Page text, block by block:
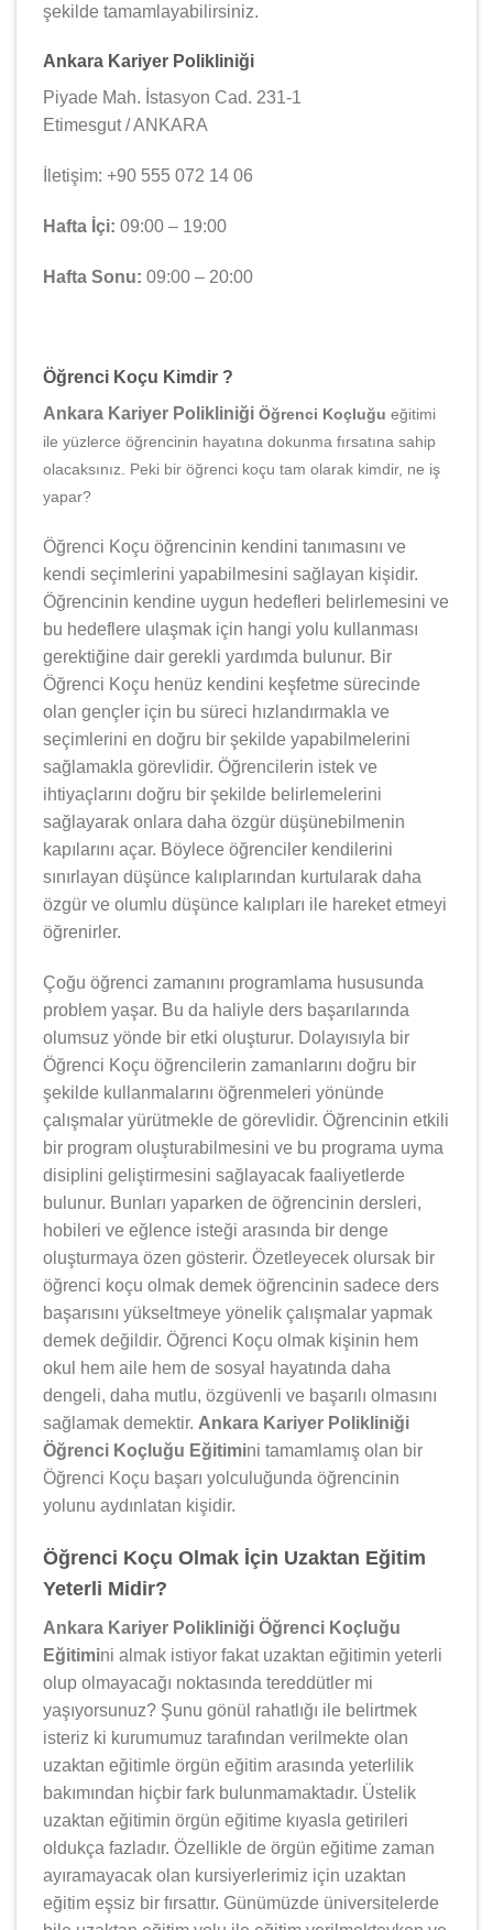
şekilde tamamlayabilirsiniz.
Ankara Kariyer Polikliniği
Piyade Mah. İstasyon Cad. 231-1
Etimesgut / ANKARA
İletişim: +90 555 072 14 06
Hafta İçi: 09:00 – 19:00
Hafta Sonu: 09:00 – 20:00
Öğrenci Koçu Kimdir ?
Ankara Kariyer Polikliniği Öğrenci Koçluğu eğitimi
ile yüzlerce öğrencinin hayatına dokunma fırsatına sahip
olacaksınız. Peki bir öğrenci koçu tam olarak kimdir, ne iş
yapar?
Öğrenci Koçu öğrencinin kendini tanımasını ve
kendi seçimlerini yapabilmesini sağlayan kişidir.
Öğrencinin kendine uygun hedefleri belirlemesini ve
bu hedeflere ulaşmak için hangi yolu kullanması
gerektiğine dair gerekli yardımda bulunur. Bir
Öğrenci Koçu henüz kendini keşfetme sürecinde
olan gençler için bu süreci hızlandırmakla ve
seçimlerini en doğru bir şekilde yapabilmelerini
sağlamakla görevlidir. Öğrencilerin istek ve
ihtiyaçlarını doğru bir şekilde belirlemelerini
sağlayarak onlara daha özgür düşünebilmenin
kapılarını açar. Böylece öğrenciler kendilerini
sınırlayan düşünce kalıplarından kurtularak daha
özgür ve olumlu düşünce kalıpları ile hareket etmeyi
öğrenirler.
Çoğu öğrenci zamanını programlama hususunda
problem yaşar. Bu da haliyle ders başarılarında
olumsuz yönde bir etki oluşturur. Dolayısıyla bir
Öğrenci Koçu öğrencilerin zamanlarını doğru bir
şekilde kullanmalarını öğrenmeleri yönünde
çalışmalar yürütmekle de görevlidir. Öğrencinin etkili
bir program oluşturabilmesini ve bu programa uyma
disiplini geliştirmesini sağlayacak faaliyetlerde
bulunur. Bunları yaparken de öğrencinin dersleri,
hobileri ve eğlence isteği arasında bir denge
oluşturmaya özen gösterir. Özetleyecek olursak bir
öğrenci koçu olmak demek öğrencinin sadece ders
başarısını yükseltmeye yönelik çalışmalar yapmak
demek değildir. Öğrenci Koçu olmak kişinin hem
okul hem aile hem de sosyal hayatında daha
dengeli, daha mutlu, özgüvenli ve başarılı olmasını
sağlamak demektir. Ankara Kariyer Polikliniği
Öğrenci Koçluğu Eğitimini tamamlamış olan bir
Öğrenci Koçu başarı yolculuğunda öğrencinin
yolunu aydınlatan kişidir.
Öğrenci Koçu Olmak İçin Uzaktan Eğitim
Yeterli Midir?
Ankara Kariyer Polikliniği Öğrenci Koçluğu
Eğitimini almak istiyor fakat uzaktan eğitimin yeterli
olup olmayacağı noktasında tereddütler mi
yaşıyorsunuz? Şunu gönül rahatlığı ile belirtmek
isteriz ki kurumumuz tarafından verilmekte olan
uzaktan eğitimle örgün eğitim arasında yeterlilik
bakımından hiçbir fark bulunmamaktadır. Üstelik
uzaktan eğitimin örgün eğitime kıyasla getirileri
oldukça fazladır. Özellikle de örgün eğitime zaman
ayıramayacak olan kursiyerlerimiz için uzaktan
eğitim eşsiz bir fırsattır. Günümüzde üniversitelerde